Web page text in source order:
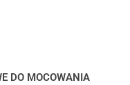
DO MOCOWANIA